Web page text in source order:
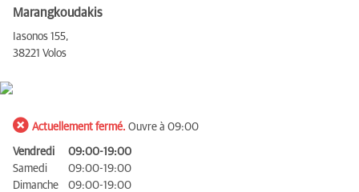
Marangkoudakis
Iasonos 155,
38221 Volos
Actuellement fermé. Ouvre à 09:00
Vendredi
09:00-19:00
Samedi
09:00-19:00
Dimanche
09:00-19:00